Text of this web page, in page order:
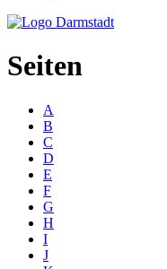
Seiten
A
B
C
D
E
F
G
H
I
J